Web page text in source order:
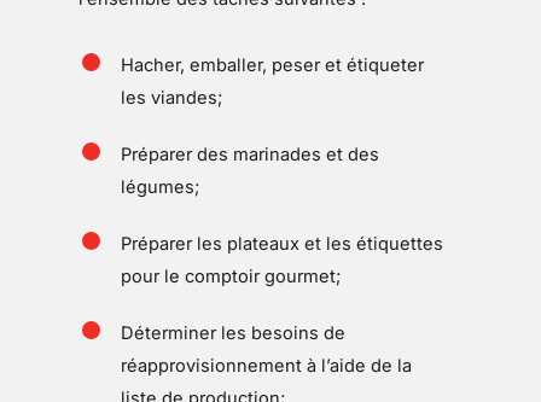
Hacher, emballer, peser et étiqueter
les viandes;
Préparer des marinades et des
légumes;
Préparer les plateaux et les étiquettes
pour le comptoir gourmet;
Déterminer les besoins de
réapprovisionnement à l’aide de la